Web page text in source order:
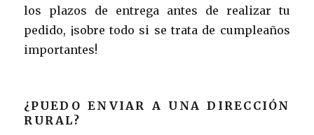
los plazos de entrega antes de realizar tu
pedido, ¡sobre todo si se trata de cumpleaños
importantes!
¿PUEDO ENVIAR A UNA DIRECCIÓN
RURAL?